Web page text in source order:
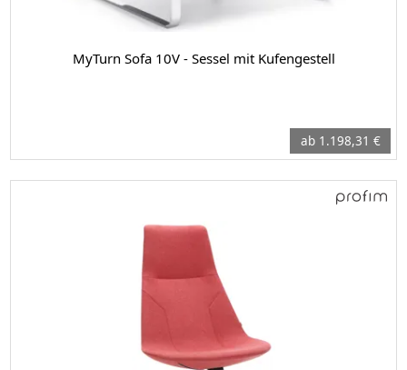
MyTurn Sofa 10V - Sessel mit Kufengestell
ab 1.198,31 €